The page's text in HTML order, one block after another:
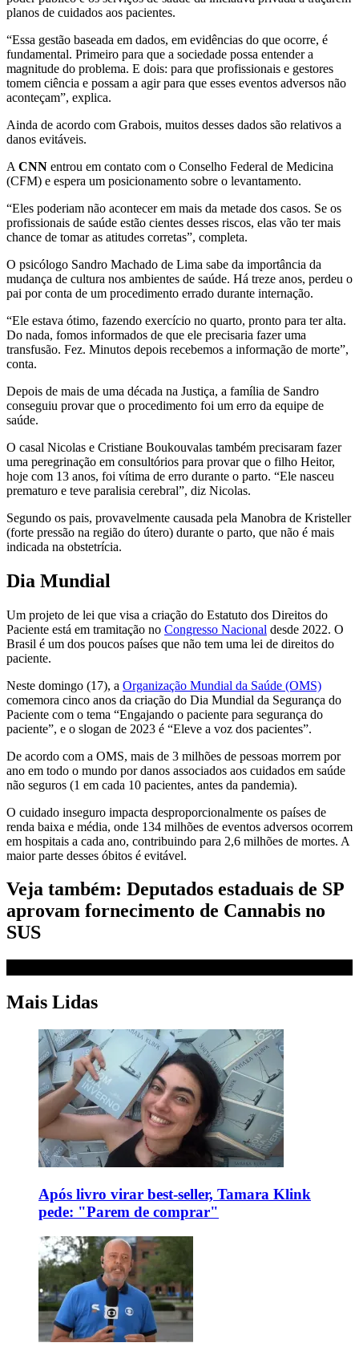
planos de cuidados aos pacientes.
“Essa gestão baseada em dados, em evidências do que ocorre, é
fundamental. Primeiro para que a sociedade possa entender a
magnitude do problema. E dois: para que profissionais e gestores
tomem ciência e possam a agir para que esses eventos adversos não
aconteçam”, explica.
Ainda de acordo com Grabois, muitos desses dados são relativos a
danos evitáveis.
A CNN entrou em contato com o Conselho Federal de Medicina
(CFM) e espera um posicionamento sobre o levantamento.
“Eles poderiam não acontecer em mais da metade dos casos. Se os
profissionais de saúde estão cientes desses riscos, elas vão ter mais
chance de tomar as atitudes corretas”, completa.
O psicólogo Sandro Machado de Lima sabe da importância da
mudança de cultura nos ambientes de saúde. Há treze anos, perdeu o
pai por conta de um procedimento errado durante internação.
“Ele estava ótimo, fazendo exercício no quarto, pronto para ter alta.
Do nada, fomos informados de que ele precisaria fazer uma
transfusão. Fez. Minutos depois recebemos a informação de morte”,
conta.
Depois de mais de uma década na Justiça, a família de Sandro
conseguiu provar que o procedimento foi um erro da equipe de
saúde.
O casal Nicolas e Cristiane Boukouvalas também precisaram fazer
uma peregrinação em consultórios para provar que o filho Heitor,
hoje com 13 anos, foi vítima de erro durante o parto. “Ele nasceu
prematuro e teve paralisia cerebral”, diz Nicolas.
Segundo os pais, provavelmente causada pela Manobra de Kristeller
(forte pressão na região do útero) durante o parto, que não é mais
indicada na obstetrícia.
Dia Mundial
Um projeto de lei que visa a criação do Estatuto dos Direitos do
Paciente está em tramitação no Congresso Nacional desde 2022. O
Brasil é um dos poucos países que não tem uma lei de direitos do
paciente.
Neste domingo (17), a Organização Mundial da Saúde (OMS)
comemora cinco anos da criação do Dia Mundial da Segurança do
Paciente com o tema “Engajando o paciente para segurança do
paciente”, e o slogan de 2023 é “Eleve a voz dos pacientes”.
De acordo com a OMS, mais de 3 milhões de pessoas morrem por
ano em todo o mundo por danos associados aos cuidados em saúde
não seguros (1 em cada 10 pacientes, antes da pandemia).
O cuidado inseguro impacta desproporcionalmente os países de
renda baixa e média, onde 134 milhões de eventos adversos ocorrem
em hospitais a cada ano, contribuindo para 2,6 milhões de mortes. A
maior parte desses óbitos é evitável.
Veja também: Deputados estaduais de SP
aprovam fornecimento de Cannabis no
SUS
Mais Lidas
Após livro virar best-seller, Tamara Klink
pede: "Parem de comprar"